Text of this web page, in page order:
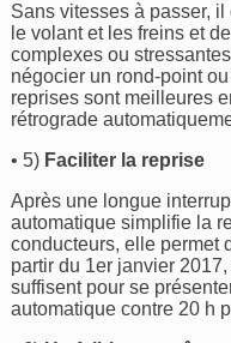
Sans vitesses à passer,
le volant et les freins et
complexes ou
négocier un rond-point
reprises sont meilleures
rétrograde
• 5) Faciliter la reprise
Après une longue
automatique simplifie la
conducteurs, elle permet
partir du 1er janvier
suffisent pour se
automatique contre 20 h